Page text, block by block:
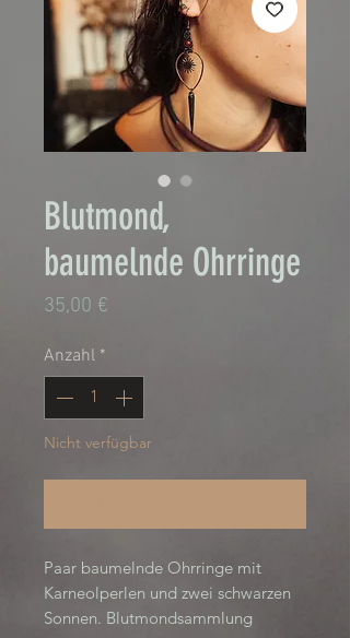
Blutmond,
baumelnde Ohrringe
35,00 €
Anzahl *
Nicht verfügbar
Paar baumelnde Ohrringe mit
Karneolperlen und zwei schwarzen
Sonnen. Blutmondsammlung